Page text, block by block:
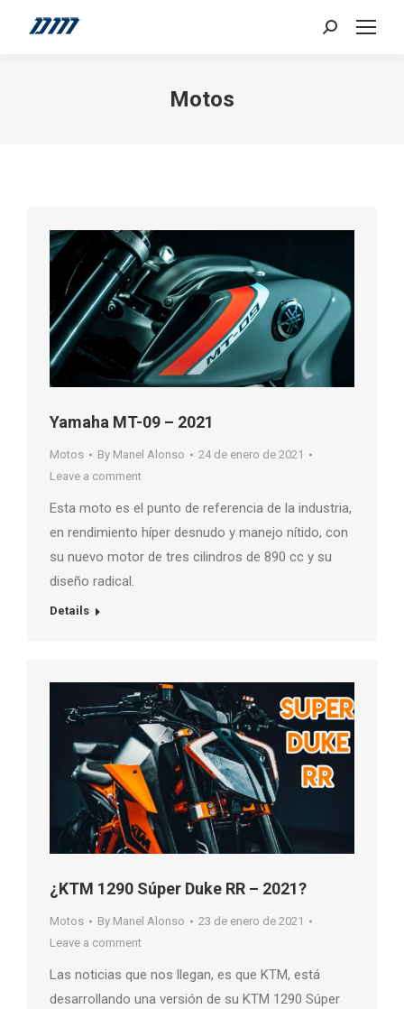
Search:
Motos
Yamaha MT-09 – 2021
Motos By Manel Alonso
24 de enero de 2021
Leave a comment
Esta moto es el punto de referencia de la industria,
en rendimiento híper desnudo y manejo nítido, con
su nuevo motor de tres cilindros de 890 cc y su
diseño radical.
Details
¿KTM 1290 Súper Duke RR – 2021?
Motos By Manel Alonso
23 de enero de 2021
Leave a comment
Las noticias que nos llegan, es que KTM, está
desarrollando una versión de su KTM 1290 Súper